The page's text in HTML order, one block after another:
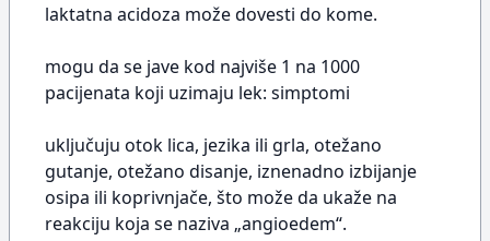
laktatna acidoza može dovesti do kome.
mogu da se jave kod najviše 1 na 1000
pacijenata koji uzimaju lek: simptomi
uključuju otok lica, jezika ili grla, otežano
gutanje, otežano disanje, iznenadno izbijanje
osipa ili koprivnjače, što može da ukaže na
reakciju koja se naziva „angioedem“.